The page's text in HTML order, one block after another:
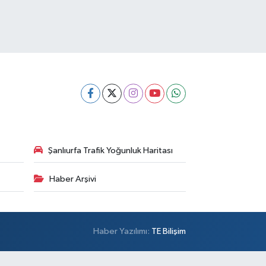
Şanlıurfa Trafik Yoğunluk Haritası
Haber Arşivi
Haber Yazılımı: TE Bilişim